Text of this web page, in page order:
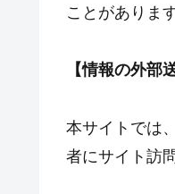
ことがあります
【情報の外部
本サイトでは
者にサイト訪